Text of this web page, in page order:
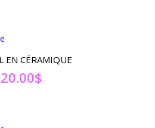
EN CÉRAMIQUE
20.00$